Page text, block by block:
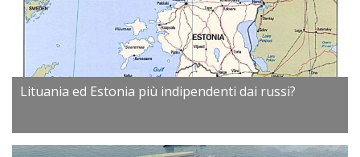
Lituania ed Estonia più indipendenti dai russi?